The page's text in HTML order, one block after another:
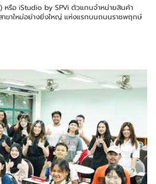
หรือ iStudio by SPVi ตัวแทนจำหน่ายสินค้า
าขาใหม่อย่างยิ่งใหญ่ แห่งแรกบนถนนราชพฤกษ์